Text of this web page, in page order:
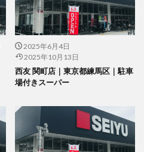
2025年6月4日
2025年10月13日
西友 関町店｜東京都練馬区｜駐車
場付きスーパー